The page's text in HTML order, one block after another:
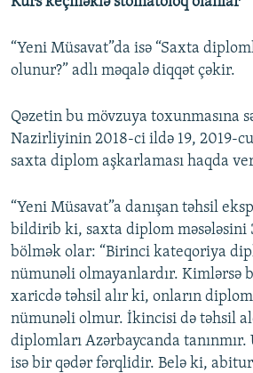
“Yeni Müsavat”da isə “Saxta
olunur?” adlı məqalə diqqət çəkir.
Qəzetin bu mövzuya toxunmasına
Nazirliyinin 2018-ci ildə 19, 2019-
saxta diplom aşkarlaması haqda
“Yeni Müsavat”a danışan təhsil
bildirib ki, saxta diplom məsələsini
bölmək olar: “Birinci kateqoriya
nümunəli olmayanlardır. Kimlərsə
xaricdə təhsil alır ki, onların
nümunəli olmur. İkincisi də təhsil
diplomları Azərbaycanda
isə bir qədər fərqlidir. Belə ki,